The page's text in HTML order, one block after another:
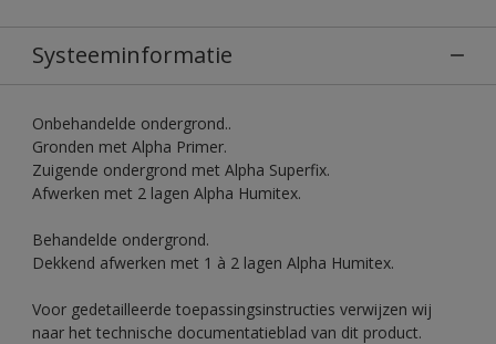
Systeeminformatie
Onbehandelde ondergrond..
Gronden met Alpha Primer.
Zuigende ondergrond met Alpha Superfix.
Afwerken met 2 lagen Alpha Humitex.
Behandelde ondergrond.
Dekkend afwerken met 1 à 2 lagen Alpha Humitex.
Voor gedetailleerde toepassingsinstructies verwijzen wij
naar het technische documentatieblad van dit product.